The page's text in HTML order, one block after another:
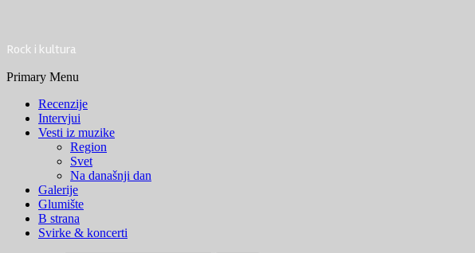
Rock i kultura
Primary Menu
Recenzije
Intervjui
Vesti iz muzike
Region
Svet
Na današnji dan
Galerije
Glumište
B strana
Svirke & koncerti